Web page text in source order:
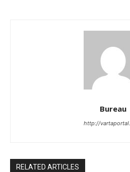
Bureau
http://
RELATED ARTICLES